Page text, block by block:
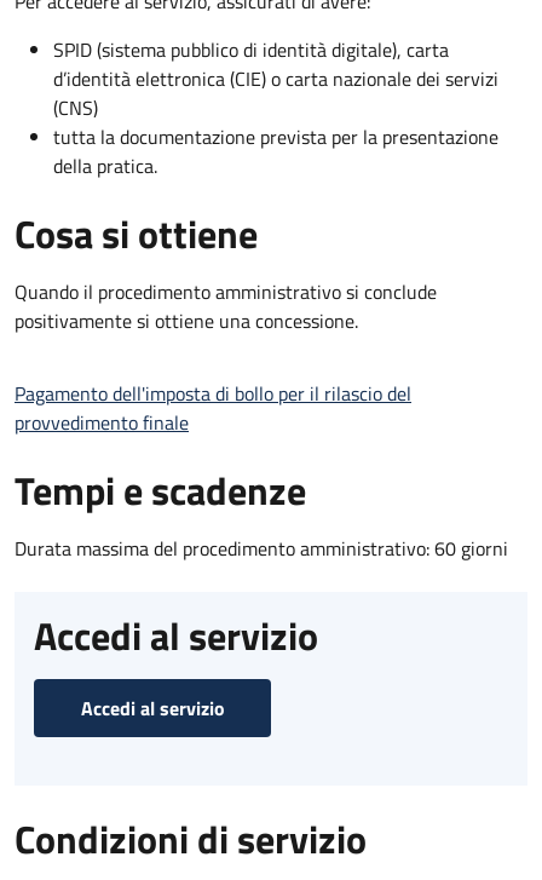
SPID (sistema pubblico di identità digitale), carta
d’identità elettronica (CIE) o carta nazionale dei servizi
(CNS)
tutta la documentazione prevista per la presentazione
della pratica.
Cosa si ottiene
Quando il procedimento amministrativo si conclude
positivamente si ottiene una concessione.
Pagamento dell'imposta di bollo per il rilascio del
provvedimento finale
Tempi e scadenze
Durata massima del procedimento amministrativo: 60 giorni
Accedi al servizio
Accedi al servizio
Condizioni di servizio